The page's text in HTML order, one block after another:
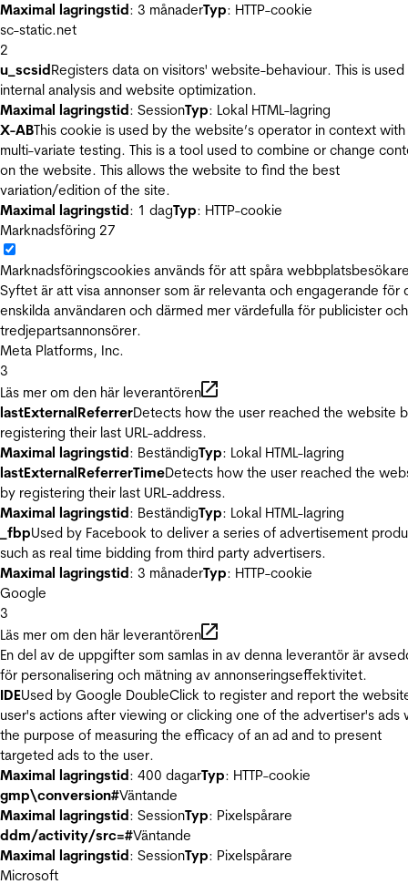
Maximal lagringstid: 3 månaderTyp: HTTP-cookie
sc-static.net
2
u_scsidRegisters data on visitors' website-behaviour. This is
internal analysis and website optimization.
Maximal lagringstid: SessionTyp: Lokal HTML-lagring
X-ABThis cookie is used by the website’s operator in context with
multi-variate testing. This is a tool used to combine or change
on the website. This allows the website to find the best
variation/edition of the site.
Maximal lagringstid: 1 dagTyp: HTTP-cookie
Marknadsföring 27
Marknadsföringscookies används för att spåra
Syftet är att visa annonser som är relevanta och engagerande för
enskilda användaren och därmed mer värdefulla för publicister och
tredjepartsannonsörer.
Meta Platforms, Inc.
3
Läs mer om den här leverantören
lastExternalReferrerDetects how the user reached the website
registering their last URL-address.
Maximal lagringstid: BeständigTyp: Lokal HTML-lagring
lastExternalReferrerTimeDetects how the user reached the
by registering their last URL-address.
Maximal lagringstid: BeständigTyp: Lokal HTML-lagring
_fbpUsed by Facebook to deliver a series of advertisement
such as real time bidding from third party advertisers.
Maximal lagringstid: 3 månaderTyp: HTTP-cookie
Google
3
Läs mer om den här leverantören
En del av de uppgifter som samlas in av denna leverantör är
för personalisering och mätning av annonseringseffektivitet.
IDEUsed by Google DoubleClick to register and report the
user's actions after viewing or clicking one of the advertiser's ads
the purpose of measuring the efficacy of an ad and to present
targeted ads to the user.
Maximal lagringstid: 400 dagarTyp: HTTP-cookie
gmp\conversion#Väntande
Maximal lagringstid: SessionTyp: Pixelspårare
ddm/activity/src=#Väntande
Maximal lagringstid: SessionTyp: Pixelspårare
Microsoft